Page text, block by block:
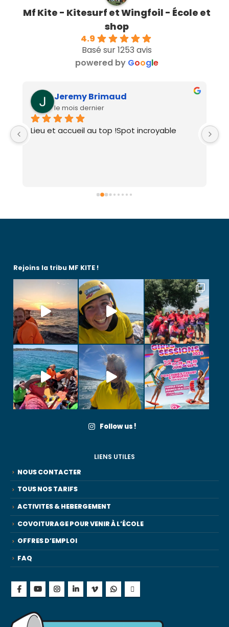
Mf Kite - Kitesurf et Wingfoil - École et
shop
4.9
Basé sur 1253 avis
powered by Google
Jeremy Brimaud
le mois dernier
Lieu et accueil au top !Spot incroyable
Rejoins la tribu MF KITE !
Follow us !
LIENS UTILES
NOUS CONTACTER
TOUS NOS TARIFS
ACTIVITES & HEBERGEMENT
COVOITURAGE POUR VENIR À L’ÉCOLE
OFFRES D’EMPLOI
FAQ